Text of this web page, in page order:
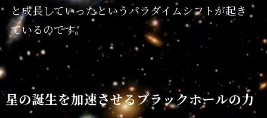
と成長していったというパラダイムシフトが起き
ているのです。
星の誕生を加速させるブラックホールの力